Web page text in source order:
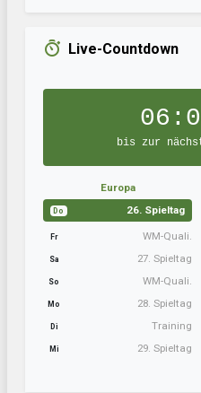
Live-Countdown
bis zur
Europa
Do 26. Spieltag
Fr WM-Quali.
Sa 27. Spieltag
So WM-Quali.
Mo 28. Spieltag
Di Training
Mi 29. Spieltag